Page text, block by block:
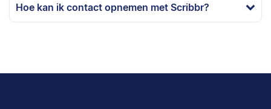
Hoe kan ik contact opnemen met Scribbr?